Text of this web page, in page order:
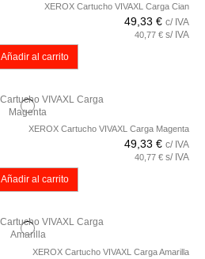
XEROX Cartucho VIVAXL Carga Cian
49,33 € c/ IVA
40,77 € s/ IVA
Añadir al carrito
XEROX Cartucho VIVAXL Carga Magenta
49,33 € c/ IVA
40,77 € s/ IVA
Añadir al carrito
XEROX Cartucho VIVAXL Carga Amarilla